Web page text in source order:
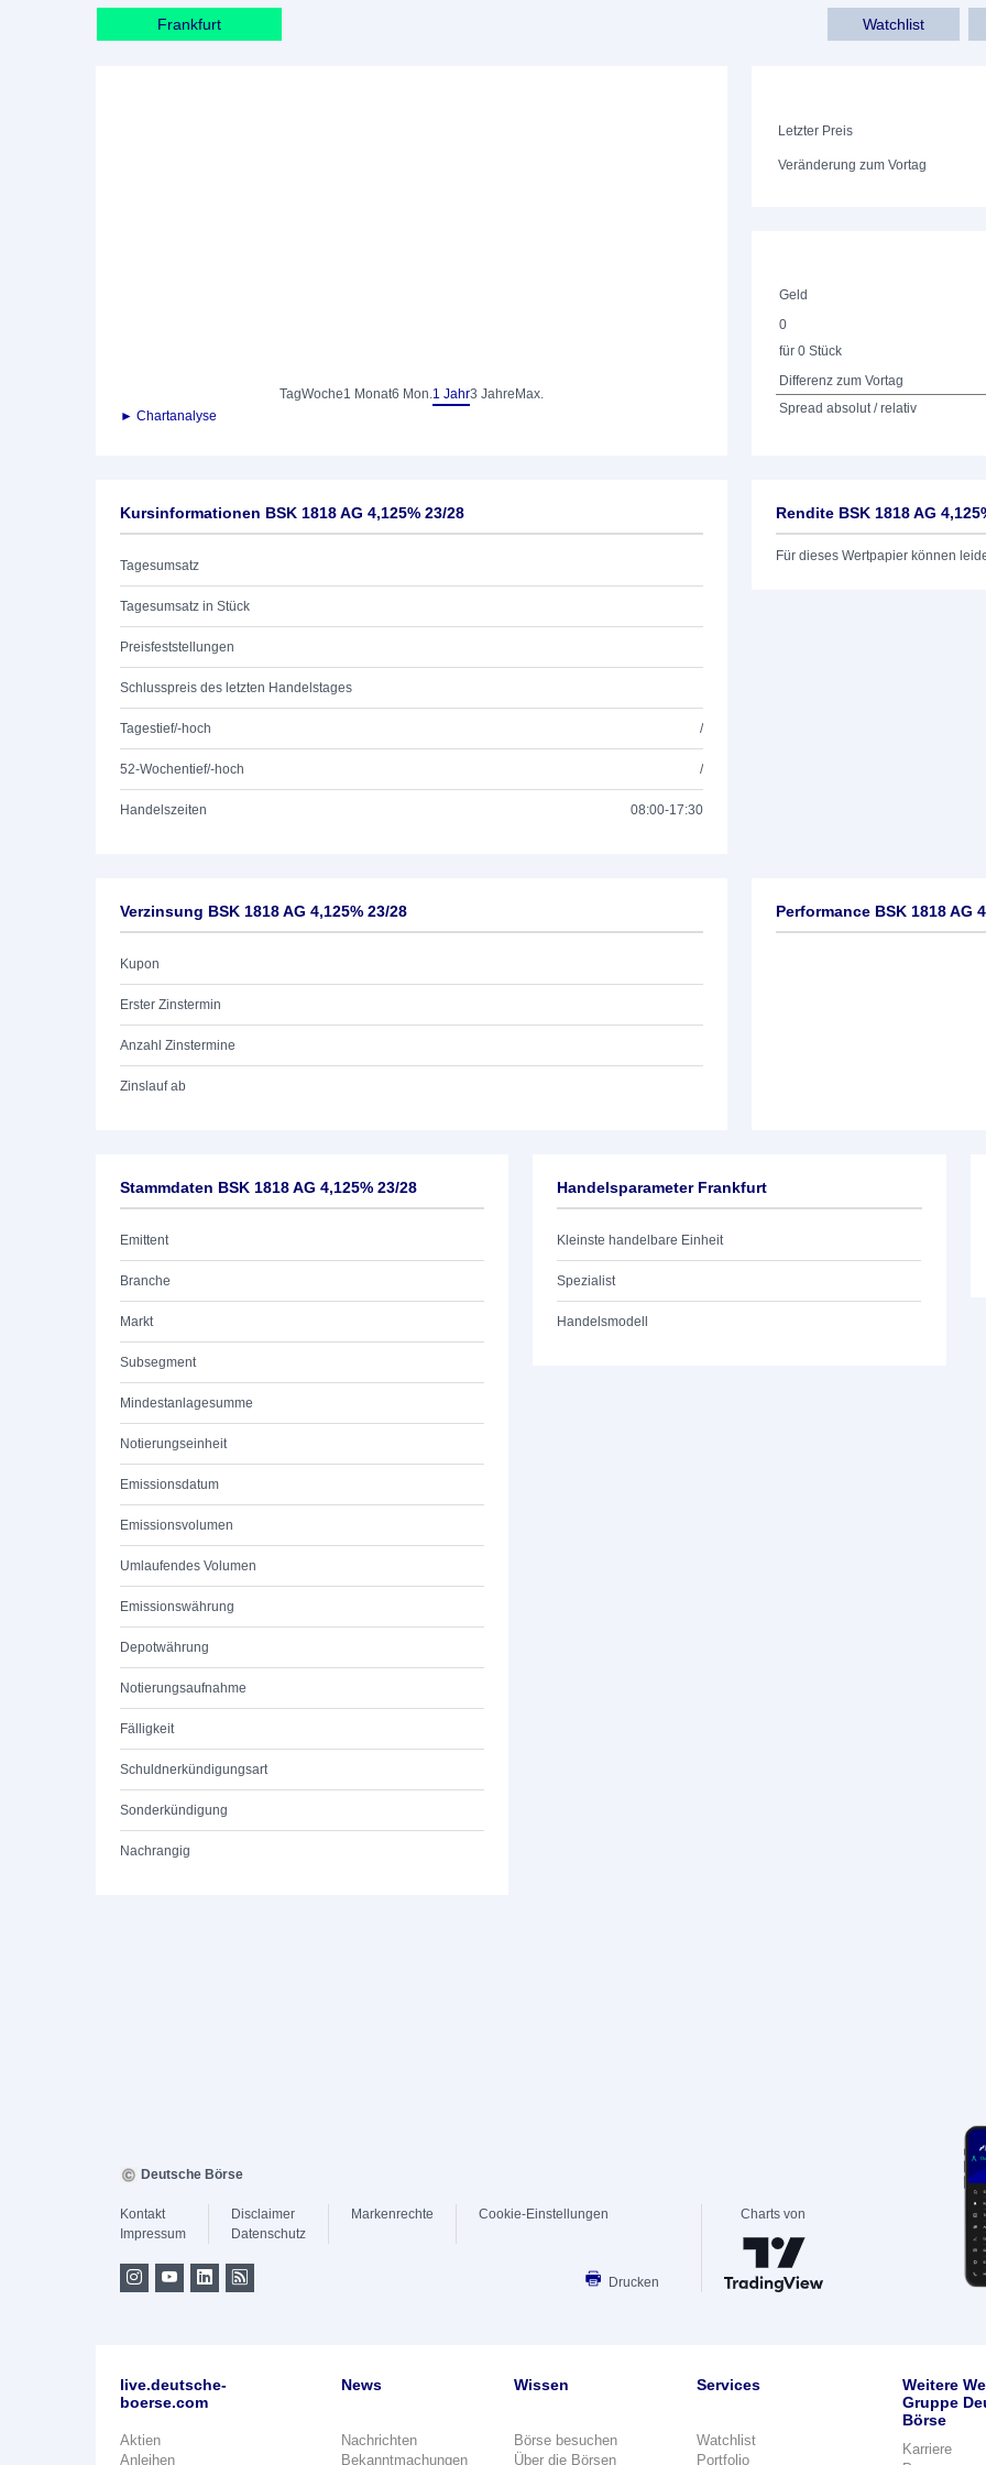
Frankfurt Watchlist
TagWoche1 Monat6 Mon.1 Jahr3 Jahre Max.
► Chartanalyse
Letzter Preis
Veränderung zum Vortag
Geld
0
für 0 Stück
Differenz zum Vortag
Spread absolut / relativ
Kursinformationen BSK 1818 AG 4,125% 23/28
Tagesumsatz
Tagesumsatz in Stück
Preisfeststellungen
Schlusspreis des letzten Handelstages
Tagestief/-hoch /
52-Wochentief/-hoch /
Handelszeiten 08:00-17:30
Rendite BSK 1818 AG
Für dieses Wertpapier können
Verzinsung BSK 1818 AG 4,125% 23/28
Kupon
Erster Zinstermin
Anzahl Zinstermine
Zinslauf ab
Performance BSK 1818 AG
Stammdaten BSK 1818 AG 4,125% 23/28
Emittent
Branche
Markt
Subsegment
Mindestanlagesumme
Notierungseinheit
Emissionsdatum
Emissionsvolumen
Umlaufendes Volumen
Emissionswährung
Depotwährung
Notierungsaufnahme
Fälligkeit
Schuldnerkündigungsart
Sonderkündigung
Nachrangig
Handelsparameter Frankfurt
Kleinste handelbare Einheit
Spezialist
Handelsmodell
Deutsche Börse
Kontakt
Impressum
Disclaimer
Datenschutz
Markenrechte Cookie-Einstellungen
Drucken
Charts von
live.deutsche-
boerse.com
Aktien
Anleihen
News
Nachrichten
Bekanntmachungen
Wissen
Börse besuchen
Über die Börsen
Services
Watchlist
Portfolio
Weitere
Gruppe
Börse
Karriere